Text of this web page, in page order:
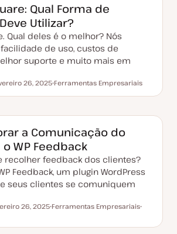
o
Qual Forma de
Utilizar?
Qual deles é o melhor? Nós
de uso, custos de
suporte e muito mais em
26, 2025
ó
i
o
Ferramentas Empresariais
a Comunicação do
WP Feedback
recolher feedback dos clientes?
Feedback, um plugin WordPress
seus clientes se comuniquem
26, 2025
p
Ferramentas Empresariais
p